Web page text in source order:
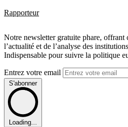
Rapporteur
Notre newsletter gratuite phare, offrant
l’actualité et de l’analyse des
Indispensable pour suivre la politique
Entrez votre email
S'abonner
Loading...